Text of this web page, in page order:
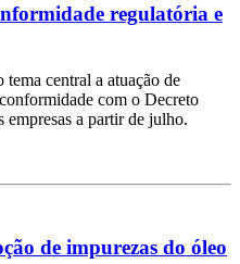
regulatória e
central a atuação de
com o Decreto
empresas a partir de julho.
de impurezas do óleo